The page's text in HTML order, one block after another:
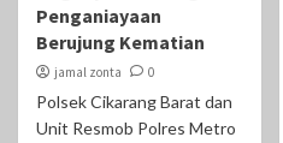
Penganiayaan
Berujung Kematian
jamal zonta 0
Polsek Cikarang Barat dan
Unit Resmob Polres Metro